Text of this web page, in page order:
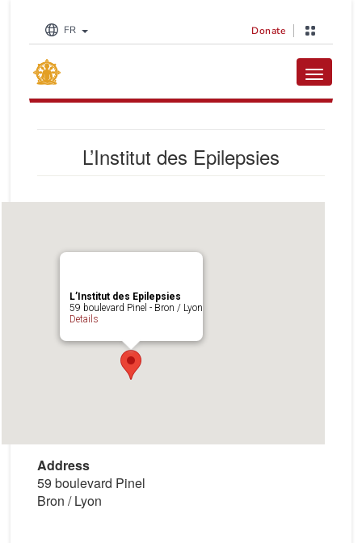
FR Donate
Toggle
L’Institut des Epilepsies
L’Institut des Epilepsies
59 boulevard Pinel - Bron / Lyon
Details
Address
59 boulevard Pinel
Bron / Lyon